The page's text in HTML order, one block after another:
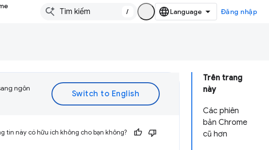
/ Đăng nhập
Trên trang
này
Các phiên
bản Chrome
cũ hơn
ngôn
tin này có hữu ích không cho bạn không?